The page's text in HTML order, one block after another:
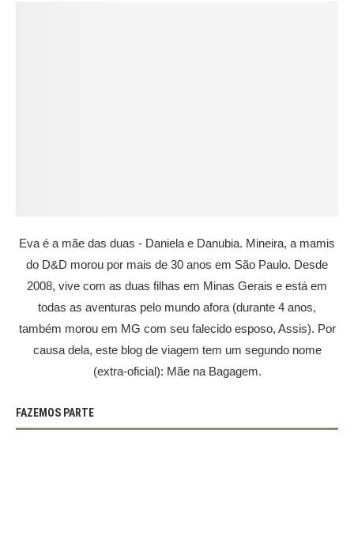
Eva é a mãe das duas - Daniela e Danubia. Mineira, a mamis
do D&D morou por mais de 30 anos em São Paulo. Desde
2008, vive com as duas filhas em Minas Gerais e está em
todas as aventuras pelo mundo afora (durante 4 anos,
também morou em MG com seu falecido esposo, Assis). Por
causa dela, este blog de viagem tem um segundo nome
(extra-oficial): Mãe na Bagagem.
FAZEMOS PARTE